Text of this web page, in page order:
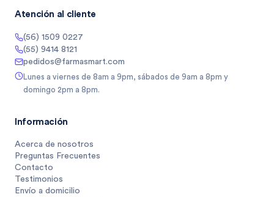
Atención al cliente
(56) 1509 0227
(55) 9414 8121
pedidos@farmasmart.com
Lunes a viernes de 8am a 9pm, sábados de 9am a 8pm y
domingo 2pm a 8pm.
Información
Acerca de nosotros
Preguntas Frecuentes
Contacto
Testimonios
Envío a domicilio